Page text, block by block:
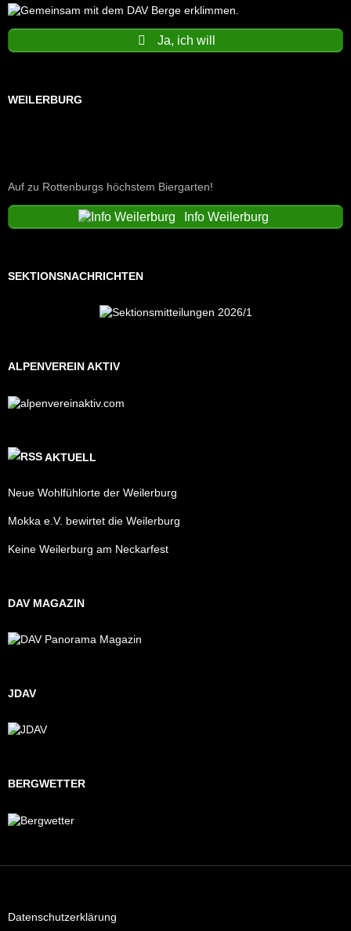
Ja, ich will
WEILERBURG
Auf zu Rottenburgs höchstem Biergarten!
Info Weilerburg
SEKTIONSNACHRICHTEN
ALPENVEREIN AKTIV
AKTUELL
Neue Wohlfühlorte der Weilerburg
Mokka e.V. bewirtet die Weilerburg
Keine Weilerburg am Neckarfest
DAV MAGAZIN
JDAV
BERGWETTER
Datenschutzerklärung